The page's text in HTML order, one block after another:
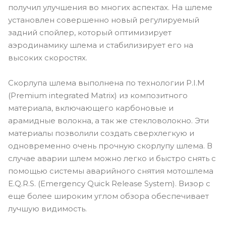
получил улучшения во многих аспектах. На шлеме
установлен совершенно новый регулируемый
задний спойлер, который оптимизирует
аэродинамику шлема и стабилизирует его на
высоких скоростях.
Скорлупа шлема выполнена по технологии P.I.M
(Premium integrated Matrix) из композитного
материала, включающего карбоновые и
арамидные волокна, а так же стекловолокно. Эти
материалы позволили создать сверхлегкую и
одновременно очень прочную скорлупу шлема. В
случае аварии шлем можно легко и быстро снять с
помощью системы аварийного снятия мотошлема
E.Q.R.S. (Emergency Quick Release System). Визор с
еще более широким углом обзора обеспечивает
лучшую видимость.